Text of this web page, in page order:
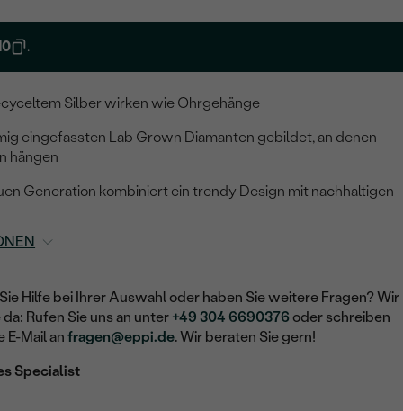
.
Silber wirken wie Ohrgehänge
eingefassten Lab Grown Diamanten gebildet, an denen
hängen
Generation kombiniert ein trendy Design mit nachhaltigen
Hilfe bei Ihrer Auswahl oder haben Sie weitere Fragen? Wir
Rufen Sie uns an unter +49 304 6690376 oder schreiben
E-Mail anfragen@eppi.de. Wir beraten Sie gern!
Specialist